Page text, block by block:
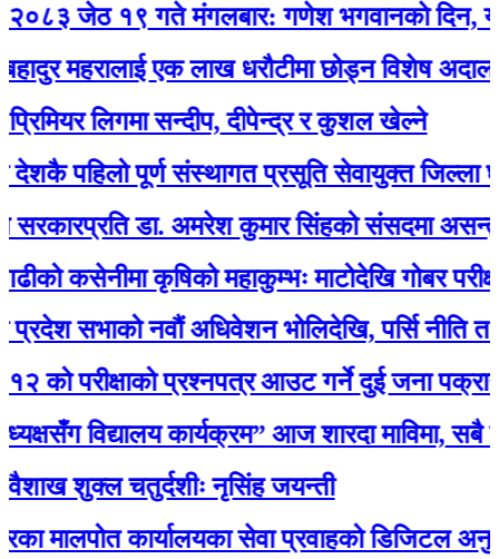
१९ गते मंगलबार: गणेश भगवानकाे दिन, यस्ताे छ
एक लाख धरौटीमा छोड्न विशेष अदालतको
लिगमा सन्दीप, दीपेन्द्र र कुशल खेल्ने
पूर्ण संस्थागत प्रसूति सेवायुक्त जिल्ला घोषित
डा. अमरेश कुमार सिंहको संसदमा असन्तुष्टि
कृषिको महाकुम्भः माटोदेखि गोबर परीक्षणसम्म
नवौं अधिवेशन भोलिदेखि, पर्सि नीति तथा
प्रश्नपत्र आउट गर्ने दुई जना पक्राउ
विद्यालय कार्यक्रम” आज शारदा माविमा, सबै
चतुर्दशीः नृसिंह जयन्ती
कार्यालयका सेवा प्रवाहको डिजिटल अनुगमन सुरु,